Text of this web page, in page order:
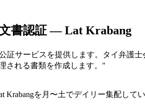
書認証 — Lat Krabang
証サービスを提供します。タイ弁
れる書類を作成します。 "
を月〜土でデイリー集配してい